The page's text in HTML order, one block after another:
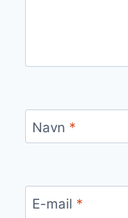
Navn *
E-mail *